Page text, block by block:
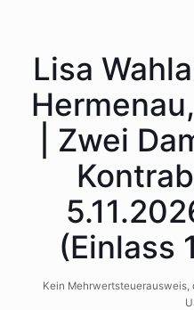
Lisa
| Zwei
(Einlass
Kein Mehrwertsteuerausweis,